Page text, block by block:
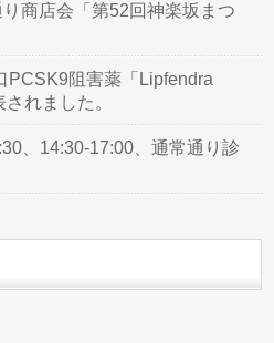
商店会「第52回神楽坂まつ
PCSK9阻害薬「Lipfendra
れました。
、14:30-17:00、通常通り診